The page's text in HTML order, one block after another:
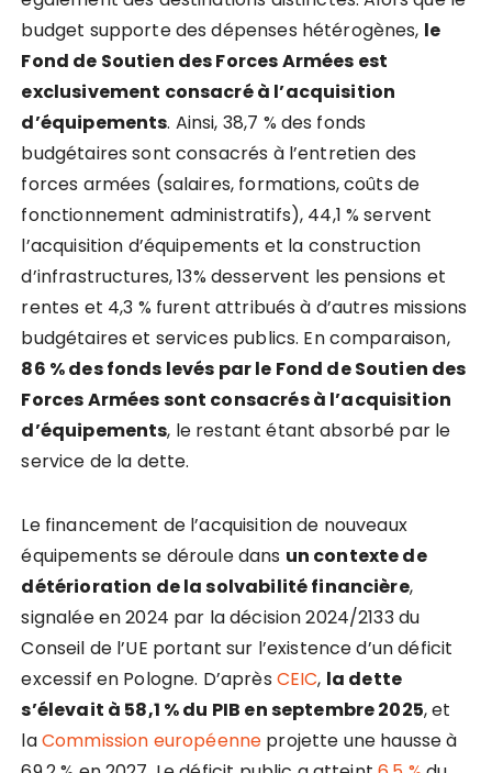
budget supporte des dépenses hétérogènes, le
Fond de Soutien des Forces Armées est
exclusivement consacré à l’acquisition
d’équipements. Ainsi, 38,7 % des fonds
budgétaires sont consacrés à l’entretien des
forces armées (salaires, formations, coûts de
fonctionnement administratifs), 44,1 % servent
l’acquisition d’équipements et la construction
d’infrastructures, 13% desservent les pensions et
rentes et 4,3 % furent attribués à d’autres missions
budgétaires et services publics. En comparaison,
86 % des fonds levés par le Fond de Soutien des
Forces Armées sont consacrés à l’acquisition
d’équipements, le restant étant absorbé par le
service de la dette.
Le financement de l’acquisition de nouveaux
équipements se déroule dans un contexte de
détérioration de la solvabilité financière,
signalée en 2024 par la décision 2024/2133 du
Conseil de l’UE portant sur l’existence d’un déficit
excessif en Pologne. D’après CEIC, la dette
s’élevait à 58,1 % du PIB en septembre 2025, et
laCommission européenne projette une hausse à